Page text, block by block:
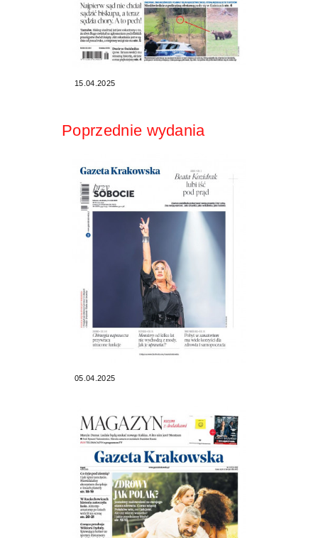
15.04.2025
Poprzednie wydania
05.04.2025